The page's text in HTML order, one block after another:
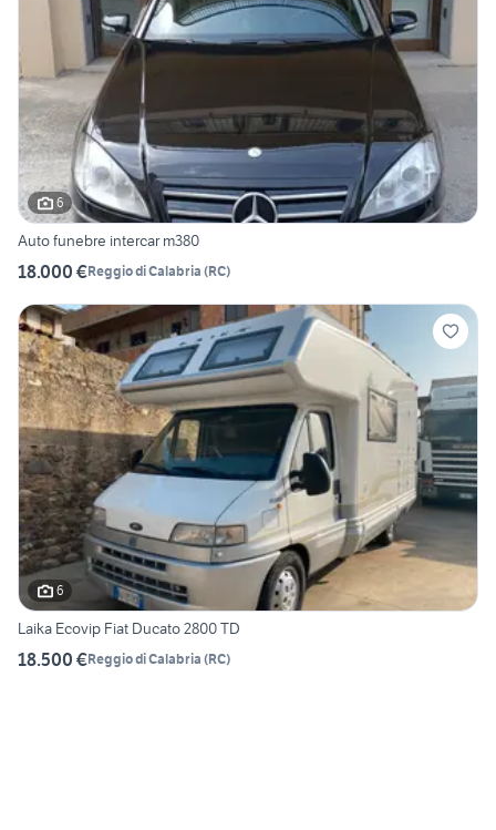
6
Auto funebre intercar m380
18.000 €Reggio di Calabria (RC)
6
Laika Ecovip Fiat Ducato 2800 TD
18.500 €Reggio di Calabria (RC)